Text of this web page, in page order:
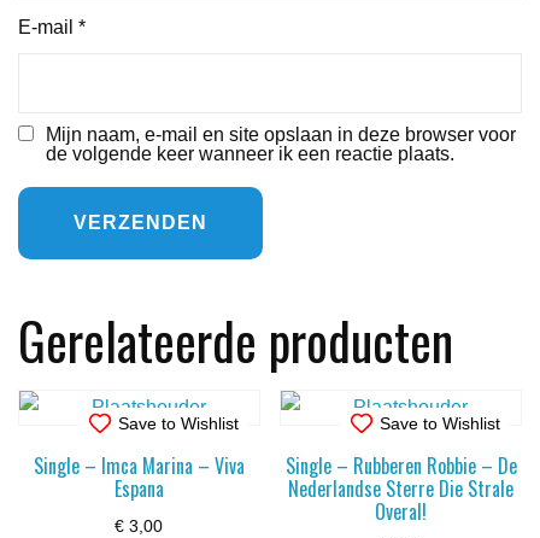
E-mail *
Mijn naam, e-mail en site opslaan in deze browser voor
de volgende keer wanneer ik een reactie plaats.
Gerelateerde producten
Save to Wishlist
Single – Imca Marina – Viva
Espana
€ 3,00
Save to Wishlist
Single – Rubberen Robbie – De
Nederlandse Sterre Die Strale
Overal!